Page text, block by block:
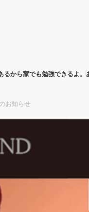
から家でも勉強できるよ。
お知らせ